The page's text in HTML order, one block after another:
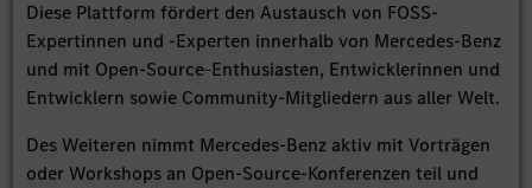
Diese Plattform fördert den Austausch von FOSS-
Expertinnen und -Experten innerhalb von Mercedes-Benz
und mit Open-Source-Enthusiasten, Entwicklerinnen und
Entwicklern sowie Community-Mitgliedern aus aller Welt.
Des Weiteren nimmt Mercedes-Benz aktiv mit Vorträgen
oder Workshops an Open-Source-Konferenzen teil und